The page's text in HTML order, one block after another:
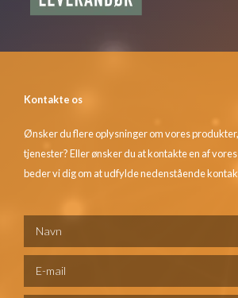
Kontakte os
Ønsker du flere oplysninger om vores
tjenester? Eller ønsker du at kontakte en af
beder vi dig om at udfylde nedenstående